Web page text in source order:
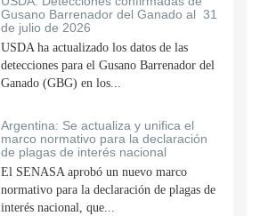
Gusano Barrenador del Ganado al 31
de julio de 2026
USDA ha actualizado los datos de las
detecciones para el Gusano Barrenador del
Ganado (GBG) en los...
Argentina: Se actualiza y unifica el
marco normativo para la declaración
de plagas de interés nacional
El SENASA aprobó un nuevo marco
normativo para la declaración de plagas de
interés nacional, que...